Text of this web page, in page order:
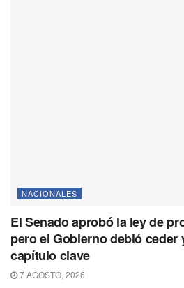
NACIONALES
El Senado aprobó la ley de
pero el Gobierno debió ceder
capítulo clave
7 AGOSTO, 2026